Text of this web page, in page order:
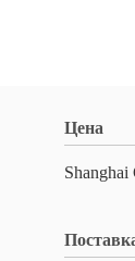
Цена